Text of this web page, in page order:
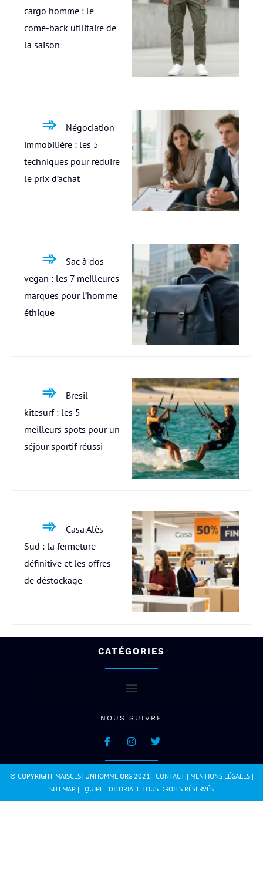
cargo homme : le
come-back utilitaire de
la saison
Négociation
immobilière : les 5
techniques pour réduire
le prix d’achat
Sac à dos
vegan : les 7 meilleures
marques pour l’homme
éthique
Bresil
kitesurf : les 5
meilleurs spots pour un
séjour sportif réussi
Casa Alès
Sud : la fermeture
définitive et les offres
de déstockage
CATÉGORIES
NOUS SUIVRE
© COPYRIGHT MAISCESTUNHOMME.ORG 2021 | CONTACT| MENTIONS LÉGALES|
SITEMAP | EQUIPE EDITORIALE TOUS DROITS RÉSERVÉS